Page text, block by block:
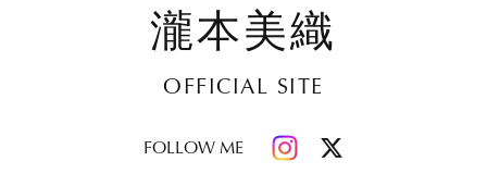
瀧本美織
OFFICIAL SITE
FOLLOW ME